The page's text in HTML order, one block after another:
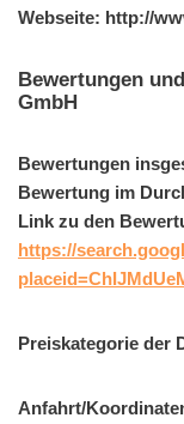
Webseite: http://
Bewertungen
GmbH
Bewertungen
Bewertung im
Link zu den
https://
Preiskategorie der
Anfahrt/